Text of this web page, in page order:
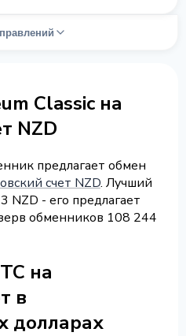
Classic на
NZD
предлагает обмен
счет NZD. Лучший
NZD - его предлагает
обменников 108 244
на
в
долларах